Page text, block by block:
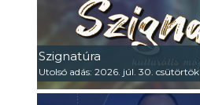
Szignatúra
Utolsó adás: 2026. júl. 30. csütörtök